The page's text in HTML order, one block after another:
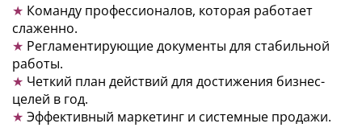
★ Команду профессионалов, которая работает
слаженно.
★ Регламентирующие документы для стабильной
работы.
★ Четкий план действий для достижения бизнес-
целей в год.
★ Эффективный маркетинг и системные продажи.